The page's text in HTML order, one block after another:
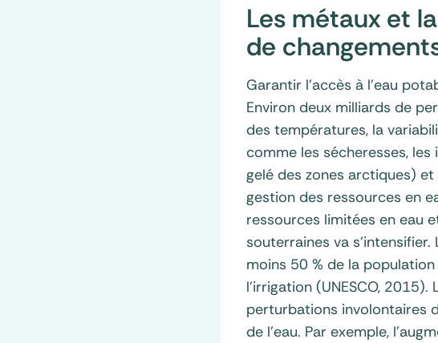
Les métaux et
de
Garantir l’accès à l’eau
Environ deux milliards de
des températures, la
comme les sécheresses,
gelé des zones arctiques)
gestion des ressources en
ressources limitées en eau
souterraines va
moins 50 % de la
l’irrigation (UNESCO,
perturbations involontaires
de l’eau. Par exemple,